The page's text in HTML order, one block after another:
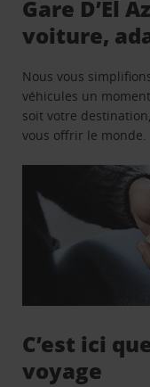
Gare D’El
voiture,
Nous vous
véhicules un
soit votre
vous offrir le monde.
C’est ici
voyage